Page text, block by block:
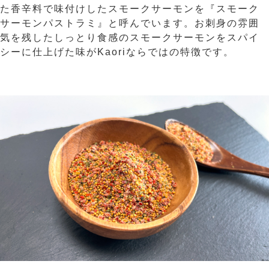
た香辛料で味付けしたスモークサーモンを『スモーク
サーモンパストラミ』と呼んでいます。お刺身の雰囲
気を残したしっとり食感のスモークサーモンをスパイ
シーに仕上げた味がKaoriならではの特徴です。